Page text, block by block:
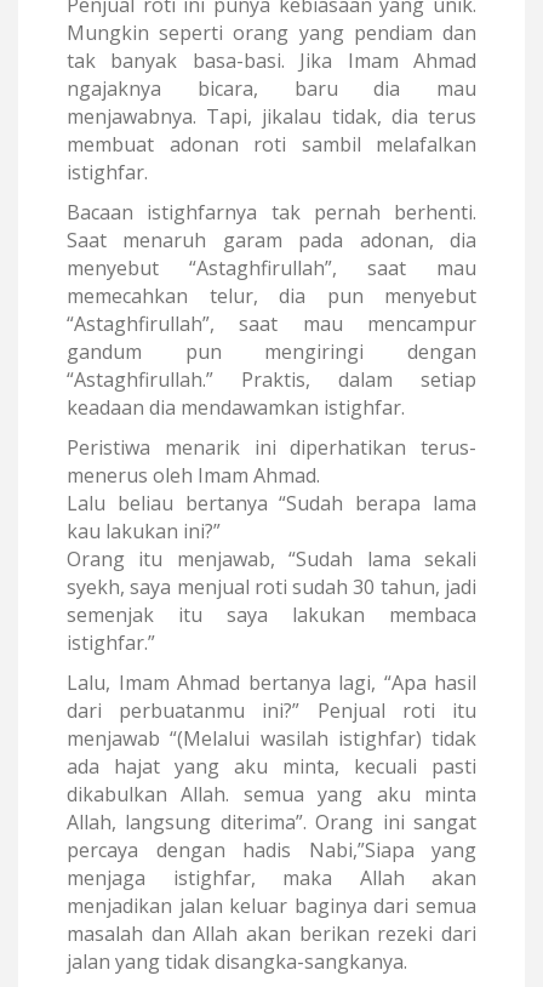
Mungkin seperti orang yang pendiam dan
tak banyak basa-basi. Jika Imam Ahmad
ngajaknya bicara, baru dia mau
menjawabnya. Tapi, jikalau tidak, dia terus
membuat adonan roti sambil melafalkan
istighfar.
Bacaan istighfarnya tak pernah berhenti.
Saat menaruh garam pada adonan, dia
menyebut “Astaghfirullah”, saat mau
memecahkan telur, dia pun menyebut
“Astaghfirullah”, saat mau mencampur
gandum pun mengiringi dengan
“Astaghfirullah.” Praktis, dalam setiap
keadaan dia mendawamkan istighfar.
Peristiwa menarik ini diperhatikan terus-
menerus oleh Imam Ahmad.
Lalu beliau bertanya “Sudah berapa lama
kau lakukan ini?”
Orang itu menjawab, “Sudah lama sekali
syekh, saya menjual roti sudah 30 tahun, jadi
semenjak itu saya lakukan membaca
istighfar.”
Lalu, Imam Ahmad bertanya lagi, “Apa hasil
dari perbuatanmu ini?” Penjual roti itu
menjawab “(Melalui wasilah istighfar) tidak
ada hajat yang aku minta, kecuali pasti
dikabulkan Allah. semua yang aku minta
Allah, langsung diterima”. Orang ini sangat
percaya dengan hadis Nabi,”Siapa yang
menjaga istighfar, maka Allah akan
menjadikan jalan keluar baginya dari semua
masalah dan Allah akan berikan rezeki dari
jalan yang tidak disangka-sangkanya.